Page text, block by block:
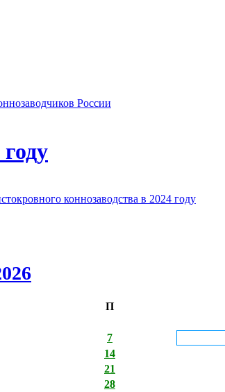
России
коннозаводства в 2024 году
П
7
14
21
28